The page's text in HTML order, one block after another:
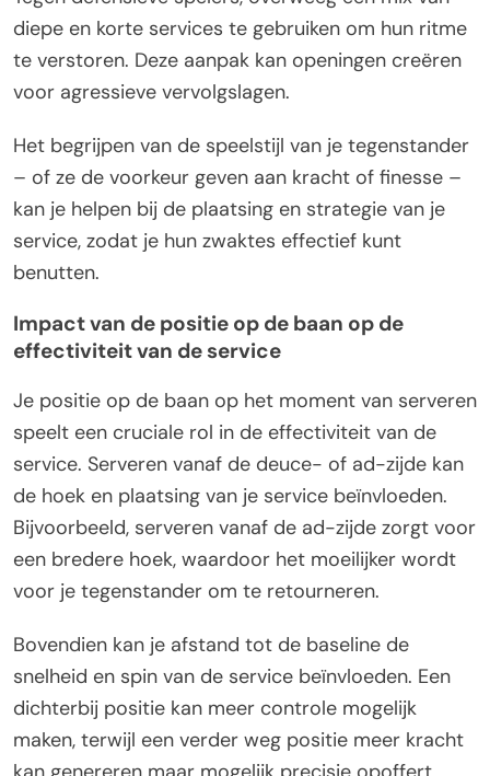
diepe en korte services te gebruiken om hun ritme
te verstoren. Deze aanpak kan openingen creëren
voor agressieve vervolgslagen.
Het begrijpen van de speelstijl van je tegenstander
– of ze de voorkeur geven aan kracht of finesse –
kan je helpen bij de plaatsing en strategie van je
service, zodat je hun zwaktes effectief kunt
benutten.
Impact van de positie op de baan op de
effectiviteit van de service
Je positie op de baan op het moment van serveren
speelt een cruciale rol in de effectiviteit van de
service. Serveren vanaf de deuce- of ad-zijde kan
de hoek en plaatsing van je service beïnvloeden.
Bijvoorbeeld, serveren vanaf de ad-zijde zorgt voor
een bredere hoek, waardoor het moeilijker wordt
voor je tegenstander om te retourneren.
Bovendien kan je afstand tot de baseline de
snelheid en spin van de service beïnvloeden. Een
dichterbij positie kan meer controle mogelijk
maken, terwijl een verder weg positie meer kracht